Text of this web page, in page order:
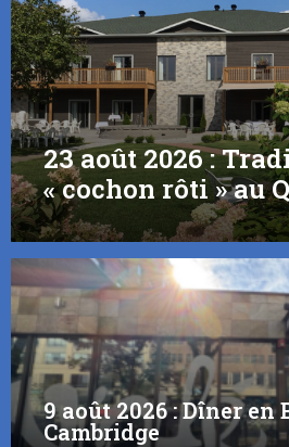
23 août 2026 :
« cochon rôti » au
9 août 2026 : Dîner en
Cambridge